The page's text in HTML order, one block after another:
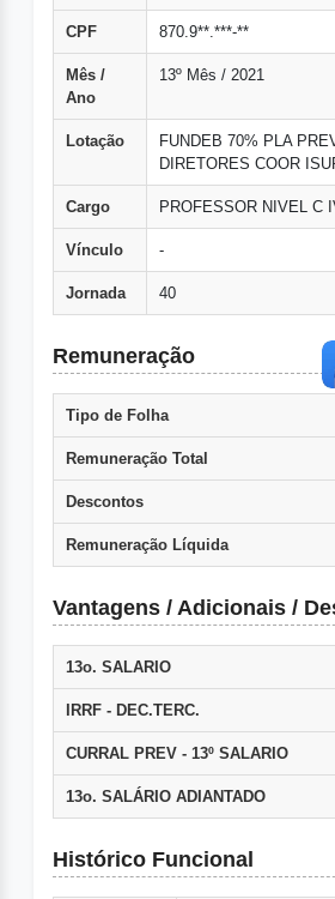
CPF 870.9**.***-**
Mês /
Ano
13º Mês / 2021
Lotação
FUNDEB 70% PLA
DIRETORES COOR
Cargo PROFESSOR NIVEL C
Vínculo -
Jornada 40
Remuneração
Tipo de Folha
Remuneração Total
Descontos
Remuneração Líquida
Vantagens / Adicionais /
13o. SALARIO
IRRF - DEC.TERC.
CURRAL PREV - 13º SALARIO
13o. SALÁRIO ADIANTADO
Histórico Funcional